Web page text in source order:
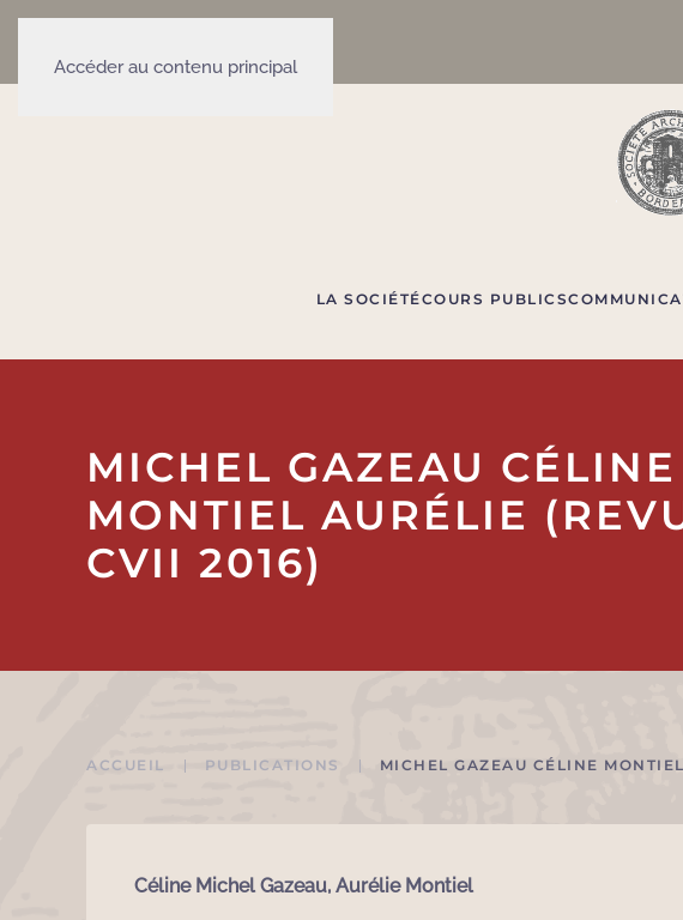
Accéder au contenu principal
LA SOCIÉTÉCOURS PUBLICS
MICHEL GAZEAU CÉLINE
MONTIEL AURÉLIE
CVII 2016)
ACCUEIL PUBLICATIONS MICHEL GAZEAU CÉLINE
Céline Michel Gazeau, Aurélie Montiel